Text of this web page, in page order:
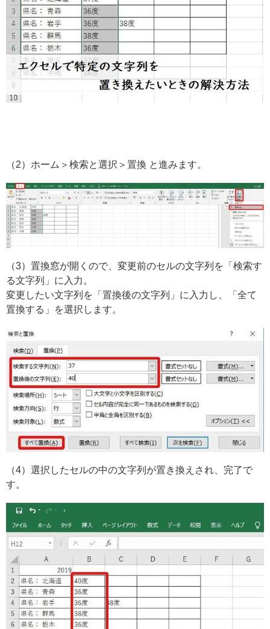
（2）ホーム＞検索と選択＞置換 と進みます。
（3）置換窓が開くので、変更前のセルの文字列を「検索す
る文字列」に入力。
変更したい文字列を「置換後の文字列」に入力し、「全て
置換する」を選択します。
（4）選択したセルの中の文字列が置き換えされ、完了で
す。